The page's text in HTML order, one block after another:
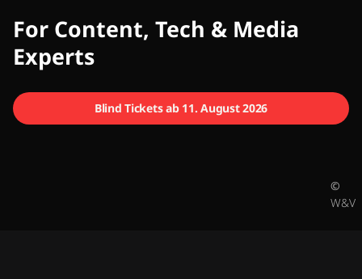
CMCX
For Content, Tech & Media
Experts
Blind Tickets ab 11. August 2026
©
W&V